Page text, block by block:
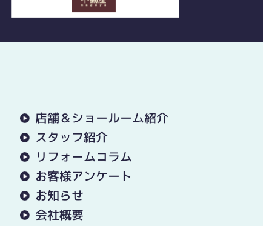
店舗＆ショールーム紹介
スタッフ紹介
リフォームコラム
お客様アンケート
お知らせ
会社概要